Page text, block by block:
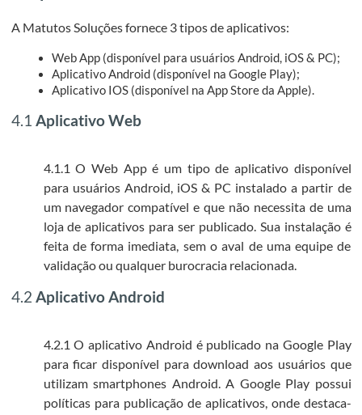
A Matutos Soluções fornece 3 tipos de aplicativos:
Web App (disponível para usuários Android, iOS & PC);
Aplicativo Android (disponível na Google Play);
Aplicativo IOS (disponível na App Store da Apple).
4.1 Aplicativo Web
4.1.1 O Web App é um tipo de aplicativo disponível
para usuários Android, iOS & PC instalado a partir de
um navegador compatível e que não necessita de uma
loja de aplicativos para ser publicado. Sua instalação é
feita de forma imediata, sem o aval de uma equipe de
validação ou qualquer burocracia relacionada.
4.2 Aplicativo Android
4.2.1 O aplicativo Android é publicado na Google Play
para ficar disponível para download aos usuários que
utilizam smartphones Android. A Google Play possui
políticas para publicação de aplicativos, onde destaca-